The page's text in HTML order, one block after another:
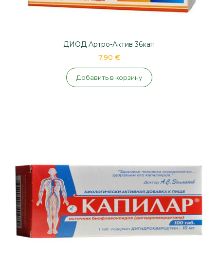
ДИОД Артро-Актив 36кап
7,90 €
Добавить в корзину